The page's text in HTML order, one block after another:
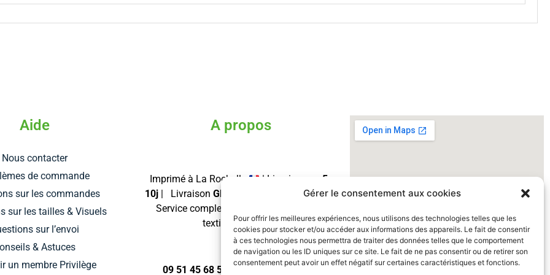
Gérer le consentement aux cookies
Pour offrir les meilleures expériences, nous utilisons des technologies telles que les
cookies pour stocker et/ou accéder aux informations des appareils. Le fait de consentir
à ces technologies nous permettra de traiter des données telles que le comportement
de navigation ou les ID uniques sur ce site. Le fait de ne pas consentir ou de retirer son
consentement peut avoir un effet négatif sur certaines caractéristiques et fonctions.
Aide
Nous contacter
de commande
sur les commandes
sur les tailles & Visuels
sur l’envoi
& Astuces
un membre Privilège
A propos
Imprimé à La Rochelle | Livraison en
5-
10j | LivraisonGRATUITE dés 150€ HT
|
Service complet de personnalisation de
textiles et d’objets
09 51 45 68 59 | Contact@printoo.fr